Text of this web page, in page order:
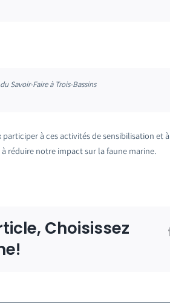
Savoir-Faire à Trois-Bassins
à ces activités de sensibilisation
réduire notre impact sur la faune marine.
Choisissez